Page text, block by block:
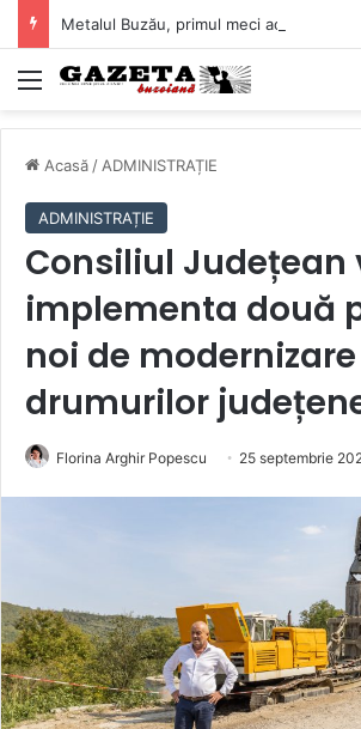
Mediu
Acasă / ADMINISTRAȚIE
ADMINISTRAȚIE
Consiliul Județean
implementa două
noi de
drumurilor
Florina Arghir Popescu 25 septembrie